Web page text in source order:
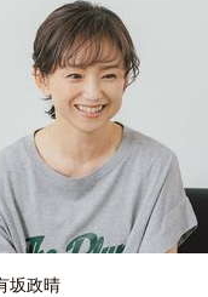
50代のリアル
親になるということ
移住という選択
一生モノの愛用品
60代のネクストステージ
坂政晴